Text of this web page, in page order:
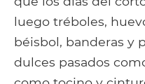
luego tréboles,
béisbol, banderas y
dulces pasados